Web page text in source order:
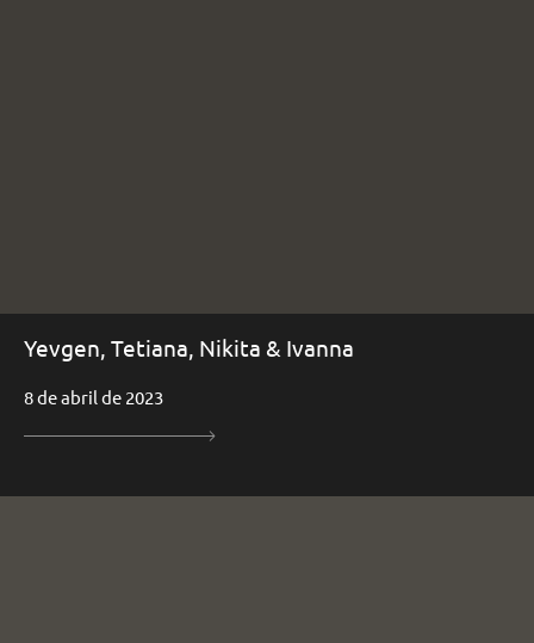
Yevgen, Tetiana, Nikita & Ivanna
8 de abril de 2023